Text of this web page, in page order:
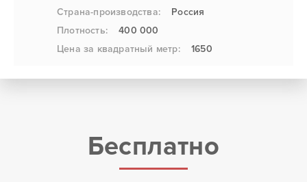
Страна-производства:
Россия
Плотность:
400 000
Цена за квадратный метр:
1650
Бесплатно